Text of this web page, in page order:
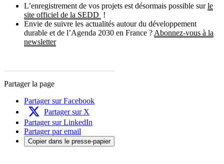
L’enregistrement de vos projets est désormais possible surle
site officiel de la SEDD !
Envie de suivre les actualités autour du développement
durable et de l’Agenda 2030 en France ? Abonnez-vous à la
newsletter
Partager la page
Partager sur Facebook
Partager sur X
Partager sur LinkedIn
Partager par email
Copier dans le presse-papier